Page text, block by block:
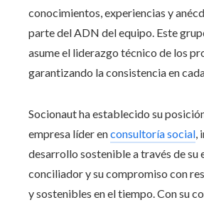
conocimientos, experiencias y
parte del ADN del equipo. Este
asume el liderazgo técnico de los
garantizando la consistencia en
Socionaut ha establecido su
empresa líder enconsultoría social,
desarrollo sostenible a través de su
conciliador y su compromiso con
y sostenibles en el tiempo. Con su